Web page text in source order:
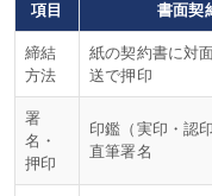
項目 書面契
締結
方法
紙の契約書に対
送で押印
署
名・
押印
印鑑（実印・認
直筆署名